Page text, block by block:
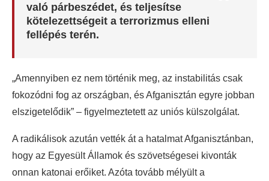
való párbeszédet, és teljesítse
kötelezettségeit a terrorizmus elleni
fellépés terén.
„Amennyiben ez nem történik meg, az instabilitás csak
fokozódni fog az országban, és Afganisztán egyre jobban
elszigetelődik” – figyelmeztetett az uniós külszolgálat.
A radikálisok azután vették át a hatalmat Afganisztánban,
hogy az Egyesült Államok és szövetségesei kivonták
onnan katonai erőiket. Azóta tovább mélyült a